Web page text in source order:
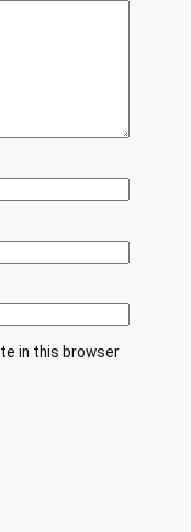
in this browser